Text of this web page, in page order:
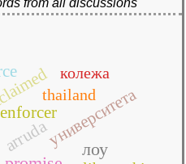
from all discussions
лоу
arruda
enforcerуниверситета
thailand
колежа